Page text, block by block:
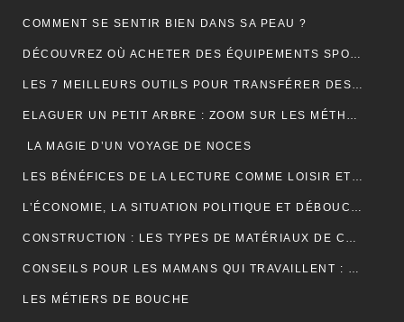
COMMENT SE SENTIR BIEN DANS SA PEAU ?
DÉCOUVREZ OÙ ACHETER DES ÉQUIPEMENTS SPORTIFS DE QUALITÉ EN LIGNE
LES 7 MEILLEURS OUTILS POUR TRANSFÉRER DES DONNÉES D’ANDROID VERS MAC
ELAGUER UN PETIT ARBRE : ZOOM SUR LES MÉTHODES À ADOPTER
LA MAGIE D’UN VOYAGE DE NOCES
LES BÉNÉFICES DE LA LECTURE COMME LOISIR ET SON IMPACT SUR LA COGNITION
L’ÉCONOMIE, LA SITUATION POLITIQUE ET DÉBOUCHÉE
CONSTRUCTION : LES TYPES DE MATÉRIAUX DE CONSTRUCTION UTILISÉS
CONSEILS POUR LES MAMANS QUI TRAVAILLENT : TROUVER UN ÉQUILIBRE ENTRE CARRIÈRE ET VIE FAMILIALE
LES MÉTIERS DE BOUCHE